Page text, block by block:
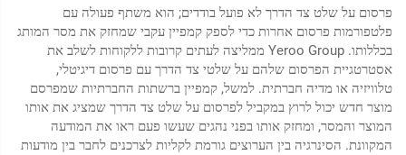
פרסום על שלט צד הדרך לא פועל בודדים; הוא משתף פעולה עם
פלטפורמות פרסום אחרות כדי לספק קמפיין עקבי שמחזק את מסר המותג
בכללותו. Yeroo Group ממליצה לעתים קרובות ללקוחות לשלב את
אסטרטגיית הפרסום שלהם על שלטי צד הדרך עם פרסום דיגיטלי,
טלוויזיה או מדיה חברתית. למשל, קמפיין ברשתות החברתיות שמפרסם
מוצר חדש יכול לרוץ במקביל לפרסום על שלט צד הדרך שמציג את אותו
המוצר והמסר, ומחזק אותו בפני נהגים שעשו פעם ראו את המודעה
המקוונת. הסינרגיה בין הערוצים גורמת לקליות לצרכנים לחבר בין מודעות